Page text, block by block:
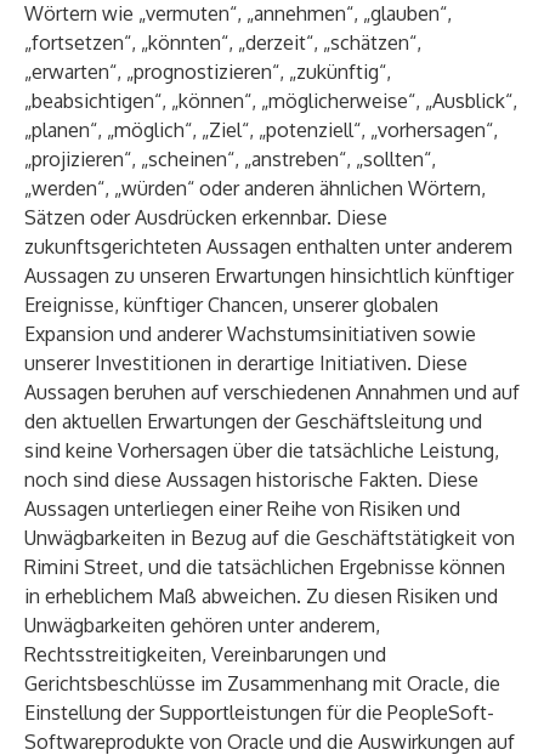
Wörtern wie „vermuten“, „annehmen“, „glauben“,
„fortsetzen“, „könnten“, „derzeit“, „schätzen“,
„erwarten“, „prognostizieren“, „zukünftig“,
„beabsichtigen“, „können“, „möglicherweise“, „Ausblick“,
„planen“, „möglich“, „Ziel“, „potenziell“, „vorhersagen“,
„projizieren“, „scheinen“, „anstreben“, „sollten“,
„werden“, „würden“ oder anderen ähnlichen Wörtern,
Sätzen oder Ausdrücken erkennbar. Diese
zukunftsgerichteten Aussagen enthalten unter anderem
Aussagen zu unseren Erwartungen hinsichtlich künftiger
Ereignisse, künftiger Chancen, unserer globalen
Expansion und anderer Wachstumsinitiativen sowie
unserer Investitionen in derartige Initiativen. Diese
Aussagen beruhen auf verschiedenen Annahmen und auf
den aktuellen Erwartungen der Geschäftsleitung und
sind keine Vorhersagen über die tatsächliche Leistung,
noch sind diese Aussagen historische Fakten. Diese
Aussagen unterliegen einer Reihe von Risiken und
Unwägbarkeiten in Bezug auf die Geschäftstätigkeit von
Rimini Street, und die tatsächlichen Ergebnisse können
in erheblichem Maß abweichen. Zu diesen Risiken und
Unwägbarkeiten gehören unter anderem,
Rechtsstreitigkeiten, Vereinbarungen und
Gerichtsbeschlüsse im Zusammenhang mit Oracle, die
Einstellung der Supportleistungen für die PeopleSoft-
Softwareprodukte von Oracle und die Auswirkungen auf